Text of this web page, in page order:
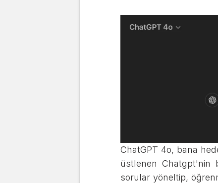
ChatGPT 4o, bana
üstlenen Chatgpt'nin
sorular yöneltip,